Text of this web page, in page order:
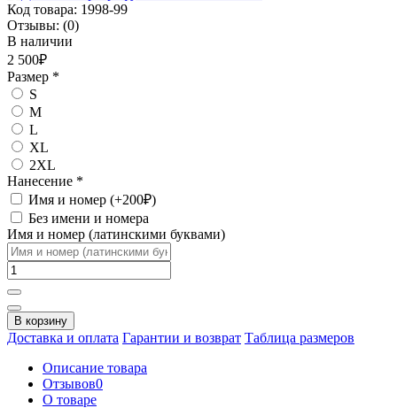
Код товара: 1998-99
Отзывы: (0)
В наличии
2 500₽
Размер *
S
M
L
XL
2XL
Нанесение *
Имя и номер (+200₽)
Без имени и номера
Имя и номер (латинскими буквами)
В корзину
Доставка и оплата Гарантии и возврат Таблица размеров
Описание товара
Отзывов0
О товаре